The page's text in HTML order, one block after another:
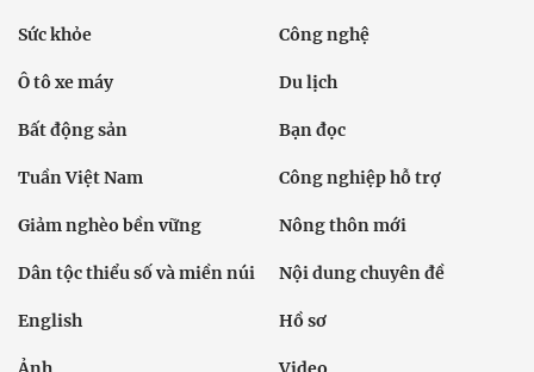
Sức khỏe Công nghệ
Ô tô xe máy Du lịch
Bất động sản Bạn đọc
Tuần Việt Nam Công nghiệp hỗ trợ
Giảm nghèo bền vững Nông thôn mới
Dân tộc thiểu số và miền núi Nội dung chuyên đề
English Hồ sơ